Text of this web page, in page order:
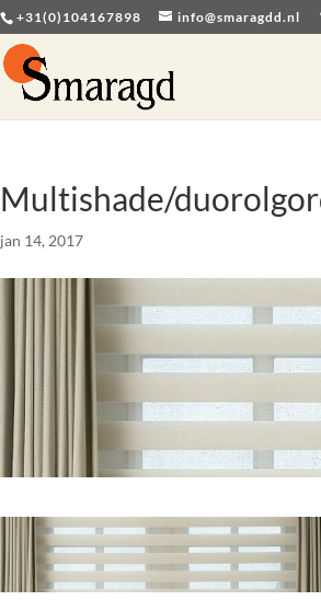
+31(0)104167898 info@smaragdd.nl
Multishade/
jan 14, 2017